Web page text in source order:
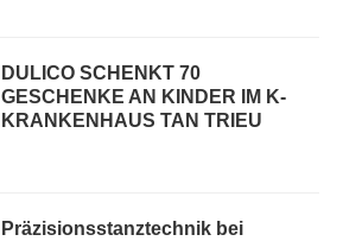
DULICO SCHENKT 70
GESCHENKE AN KINDER IM K-
KRANKENHAUS TAN TRIEU
Präzisionsstanztechnik bei